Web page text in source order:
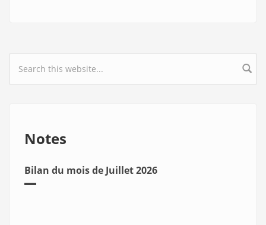
Search form
Notes
Bilan du mois de Juillet 2026